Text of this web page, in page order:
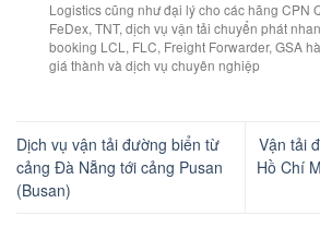
Logistics cũng như đại lý cho các hãng CPN
FeDex, TNT, dịch vụ vận tải chuyển phát
booking LCL, FLC, Freight Forwarder, GSA
giá thành và dịch vụ chuyên nghiệp
Dịch vụ vận tải đường biển từ
cảng Đà Nẵng tới cảng Pusan
(Busan)
Vận tải
Hồ Chí